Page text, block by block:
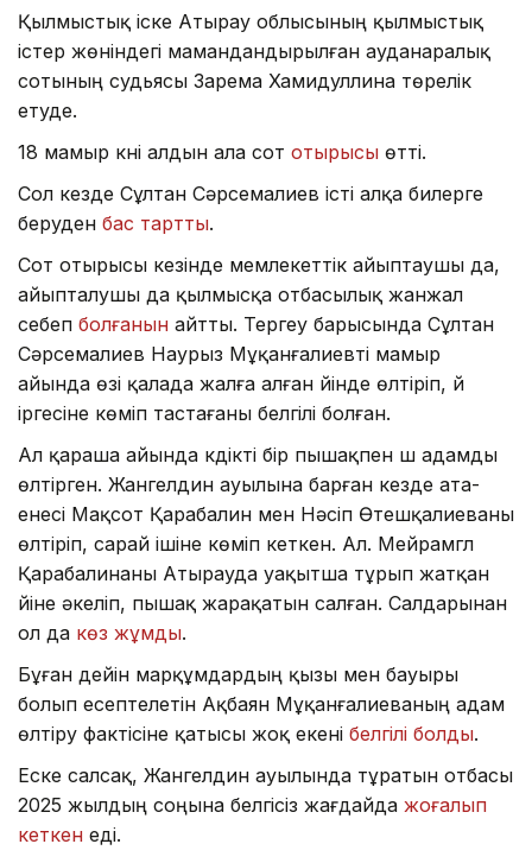
Қылмыстық іске Атырау облысының қылмыстық
істер жөніндегі мамандандырылған ауданаралық
сотының судьясы Зарема Хамидуллина төрелік
етуде.
18 мамыр күні алдын ала сот отырысы өтті.
Сол кезде Сұлтан Сәрсемалиев істі алқа билерге
беруден бас тартты.
Сот отырысы кезінде мемлекеттік айыптаушы да,
айыпталушы да қылмысқа отбасылық жанжал
себеп болғанын айтты. Тергеу барысында Сұлтан
Сәрсемалиев Наурыз Мұқанғалиевті мамыр
айында өзі қалада жалға алған үйінде өлтіріп, үй
іргесіне көміп тастағаны белгілі болған.
Ал қараша айында күдікті бір пышақпен үш адамды
өлтірген. Жангелдин ауылына барған кезде ата-
енесі Мақсот Қарабалин мен Нәсіп Өтешқалиеваны
өлтіріп, сарай ішіне көміп кеткен. Ал. Мейрамгүл
Қарабалинаны Атырауда уақытша тұрып жатқан
үйіне әкеліп, пышақ жарақатын салған. Салдарынан
ол да көз жұмды.
Бұған дейін марқұмдардың қызы мен бауыры
болып есептелетін Ақбаян Мұқанғалиеваның адам
өлтіру фактісіне қатысы жоқ екені белгілі болды.
Еске салсақ, Жангелдин ауылында тұратын отбасы
2025 жылдың соңына белгісіз жағдайда жоғалып
кеткен еді.